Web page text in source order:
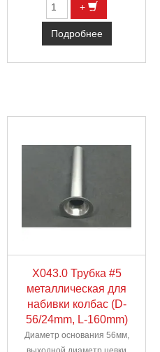
+
Подробнее
X043.0 Трубка #5
металлическая для
набивки колбас (D-
56/24mm, L-160mm)
Диаметр основания 56мм,